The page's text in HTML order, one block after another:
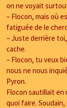
on ne voyait
– Flocon, mais où
fatiguée de le
– Juste derrière
cache.
– Flocon, tu veux
nous ne nous
Pyron.
Flocon sautillait en
quoi faire.